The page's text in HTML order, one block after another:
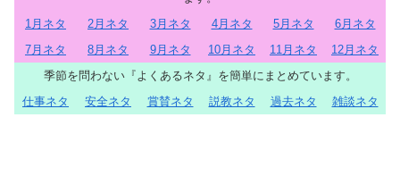
1月ネタ
2月ネタ 3月ネタ 4月ネタ 5月ネタ
6月ネタ
7月ネタ
8月ネタ 9月ネタ 10月ネタ 11月ネタ
12月ネタ
季節を問わない『よくあるネタ』を簡単にまとめています。
仕事ネタ
安全ネタ 賞賛ネタ 説教ネタ 過去ネタ 雑談ネタ